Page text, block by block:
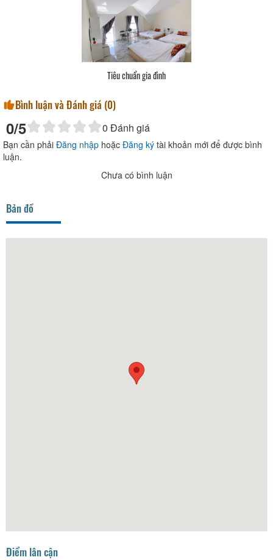
Tiêu chuẩn gia đình
Bình luận và Đánh giá (0)
0/5 0 Đánh giá
Bạn cần phải Đăng nhập hoặc Đăng ký tài khoản mới để được bình
luận.
Chưa có bình luận
Bản đồ
Điểm lân cận